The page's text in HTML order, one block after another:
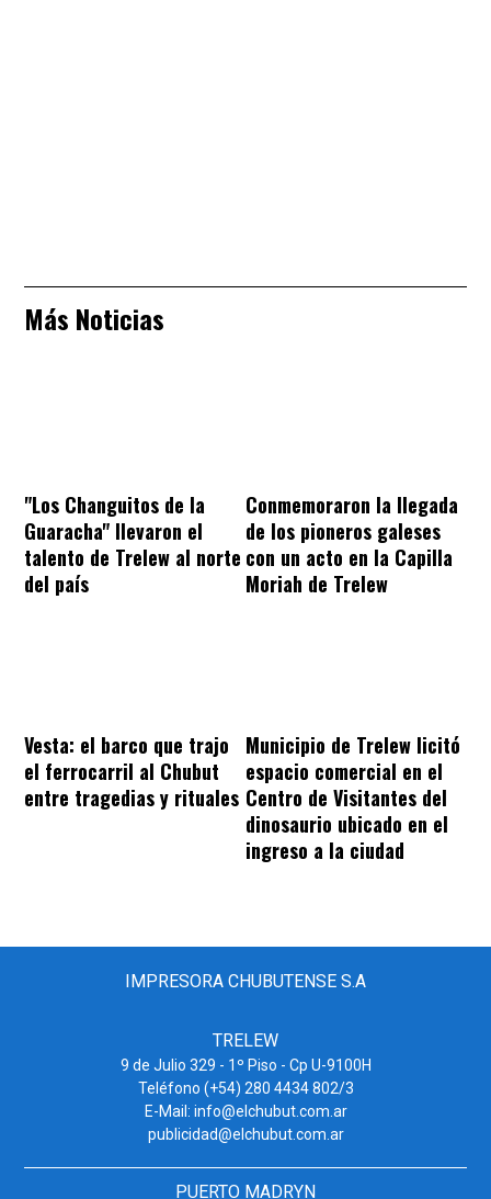
Más Noticias
"Los Changuitos de la
Guaracha" llevaron el
talento de Trelew al norte
del país
Conmemoraron la llegada
de los pioneros galeses
con un acto en la Capilla
Moriah de Trelew
Vesta: el barco que trajo
el ferrocarril al Chubut
entre tragedias y rituales
Municipio de Trelew licitó
espacio comercial en el
Centro de Visitantes del
dinosaurio ubicado en el
ingreso a la ciudad
IMPRESORA CHUBUTENSE S.A
TRELEW
9 de Julio 329 - 1º Piso - Cp U-9100H
Teléfono (+54) 280 4434 802/3
E-Mail: info@elchubut.com.ar
publicidad@elchubut.com.ar
PUERTO MADRYN